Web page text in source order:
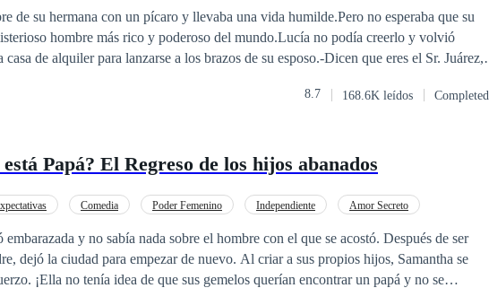
de su hermana con un pícaro y llevaba una vida humilde.Pero no esperaba que su
hombre más rico y poderoso del mundo.Lucía no podía creerlo y volvió
casa de alquiler para lanzarse a los brazos de su esposo.-Dicen que eres el Sr. Juárez,
Jorge, ¡ve a darle un puñetazo!Al día siguiente, el Sr. Juárez apareció ante la
8.7 168.6K leídos Completed
Papá? El Regreso de los hijos abanados
Comedia Poder Femenino Independiente
Amor Secreto
embarazada y no sabía nada sobre el hombre con el que se acostó. Después de ser
dejó la ciudad para empezar de nuevo. Al criar a sus propios hijos, Samantha se
¡Ella no tenía idea de que sus gemelos querían encontrar un papá y no se